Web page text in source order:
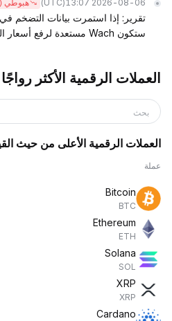
2026-08-06 13:07
(UTC) هبوطي
تقرير: إذا استمرت بيانات التضخم في
ستكون Wach مستعدة لرفع أسعار الفائدة في سبتمبر
العملات الرقمية الأكثر رواجًا
بحث
العملات الرقمية الأعلى من حيث
عملة
Bitcoin
BTC
Ethereum
ETH
Solana
SOL
XRP
XRP
Cardano